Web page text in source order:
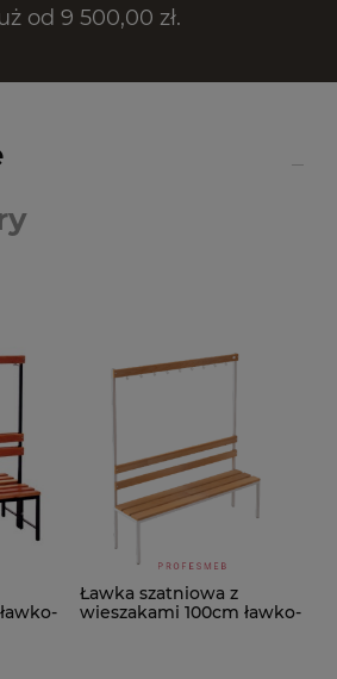
od 9 500,00 zł.
Ławka szatniowa z
wieszakami 100cm ławko-